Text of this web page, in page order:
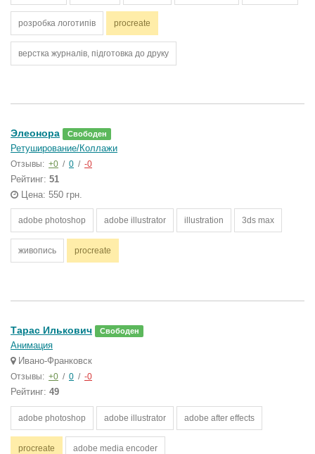
розробка логотипів procreate
верстка журналів, підготовка до друку
Элеонора Свободен
Ретуширование/Коллажи
Отзывы: +0 / 0 / -0
Рейтинг: 51
Цена: 550 грн.
adobe photoshop adobe illustrator illustration 3ds max
живопись procreate
Тарас Илькович Свободен
Анимация
Ивано-Франковск
Отзывы: +0 / 0 / -0
Рейтинг: 49
adobe photoshop adobe illustrator adobe after effects
procreate adobe media encoder